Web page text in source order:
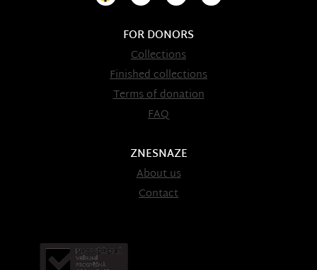
FOR DONORS
Collections
Finished collections
Terms of donation
FAQ
ZNESNAZE
About us
Contact